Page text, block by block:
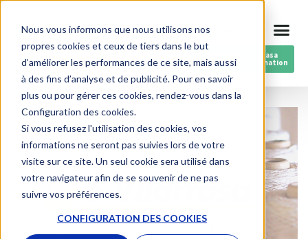
Nous vous informons que nous utilisons nos
propres cookies et ceux de tiers dans le but
d’améliorer les performances de ce site, mais aussi
à des fins d’analyse et de publicité. Pour en savoir
plus ou pour gérer ces cookies, rendez-vous dans la
Configuration des cookies.
Si vous refusez l'utilisation des cookies, vos
informations ne seront pas suivies lors de votre
visite sur ce site. Un seul cookie sera utilisé dans
votre navigateur afin de se souvenir de ne pas
suivre vos préférences.
CONFIGURATION DES COOKIES
au
contenu
RESPIN by Vilarrasa
Fils post-consommation